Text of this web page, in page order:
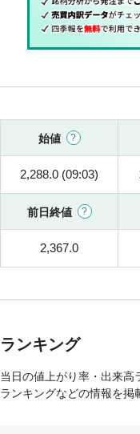
始値
2,288.0 (09:03)
前日終値
2,367.0
ランキング
当日の値上がり率・出来高
ランキングなどの情報を掲